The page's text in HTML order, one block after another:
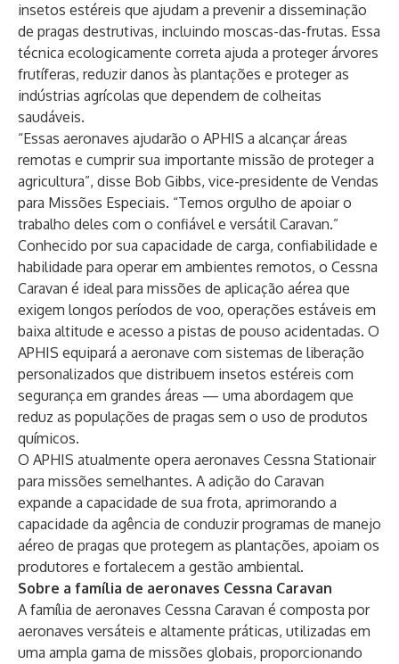
insetos estéreis que ajudam a prevenir a disseminação
de pragas destrutivas, incluindo moscas-das-frutas. Essa
técnica ecologicamente correta ajuda a proteger árvores
frutíferas, reduzir danos às plantações e proteger as
indústrias agrícolas que dependem de colheitas
saudáveis.
“Essas aeronaves ajudarão o APHIS a alcançar áreas
remotas e cumprir sua importante missão de proteger a
agricultura”, disse Bob Gibbs, vice-presidente de Vendas
para Missões Especiais. “Temos orgulho de apoiar o
trabalho deles com o confiável e versátil Caravan.”
Conhecido por sua capacidade de carga, confiabilidade e
habilidade para operar em ambientes remotos, o Cessna
Caravan é ideal para missões de aplicação aérea que
exigem longos períodos de voo, operações estáveis ​​em
baixa altitude e acesso a pistas de pouso acidentadas. O
APHIS equipará a aeronave com sistemas de liberação
personalizados que distribuem insetos estéreis com
segurança em grandes áreas — uma abordagem que
reduz as populações de pragas sem o uso de produtos
químicos.
O APHIS atualmente opera aeronaves Cessna Stationair
para missões semelhantes. A adição do Caravan
expande a capacidade de sua frota, aprimorando a
capacidade da agência de conduzir programas de manejo
aéreo de pragas que protegem as plantações, apoiam os
produtores e fortalecem a gestão ambiental.
Sobre a família de aeronaves Cessna Caravan
A família de aeronaves Cessna Caravan é composta por
aeronaves versáteis e altamente práticas, utilizadas em
uma ampla gama de missões globais, proporcionando